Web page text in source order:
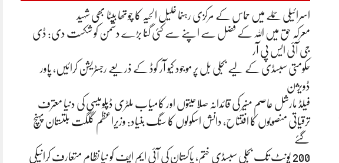
اسرائیلی حملے میں حماس کے مرکزی رہنما خلیل الحیہ کا چوتھا بیٹا بھی شہید
معرکہ حق میں اللہ کے فضل سے اپنے سے کئی گنا بڑے دشمن کو شکست دی: ڈی
جی آئی ایس پی آر
حکومتی سبسڈی کے لیے بجلی بل پر موجود کیو آر کوڈ کے ذریعے رجسٹریشن کرائیں، پاور
ڈویژن
فیلڈ مارشل عاصم منیر کی قائدانہ صلاحیتوں اور کامیاب ملٹری ڈپلومیسی کی دنیا معترف
ترقیاتی منصوبوں کا افتتاح، دانش اسکولوں کا سنگ بنیاد: وزیراعظم گلگت بلتستان پہنچ
گئے
200 یونٹ تک بجلی سبسڈی ختم، پاکستان کی آئی ایم ایف کو نیا نظام متعارف کرانیکی